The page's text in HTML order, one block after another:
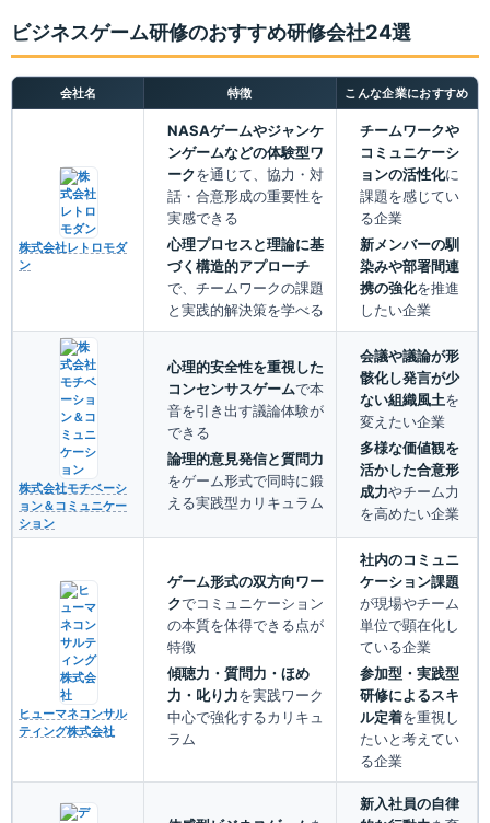
ビジネスゲーム研修のおすすめ研修会社24選
会社名 特徴 こんな企業におすすめ
株式会社レトロモダ
ン
NASAゲームやジャンケ
ンゲームなどの体験型ワ
ークを通じて、協力・対
話・合意形成の重要性を
実感できる
心理プロセスと理論に基
づく構造的アプローチ
で、チームワークの課題
と実践的解決策を学べる
チームワークや
コミュニケーシ
ョンの活性化に
課題を感じてい
る企業
新メンバーの馴
染みや部署間連
携の強化を推進
したい企業
株式会社モチベーシ
ョン＆コミュニケー
ション
心理的安全性を重視した
コンセンサスゲームで本
音を引き出す議論体験が
できる
論理的意見発信と質問力
をゲーム形式で同時に鍛
える実践型カリキュラム
会議や議論が形
骸化し発言が少
ない組織風土を
変えたい企業
多様な価値観を
活かした合意形
成力やチーム力
を高めたい企業
ヒューマネコンサル
ティング株式会社
ゲーム形式の双方向ワー
クでコミュニケーション
の本質を体得できる点が
特徴
傾聴力・質問力・ほめ
力・叱り力を実践ワーク
中心で強化するカリキュ
ラム
社内のコミュニ
ケーション課題
が現場やチーム
単位で顕在化し
ている企業
参加型・実践型
研修によるスキ
ル定着を重視し
たいと考えてい
る企業
新入社員の自律